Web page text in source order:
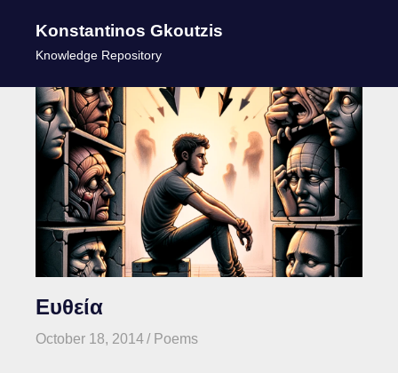
content
Konstantinos Gkoutzis
Knowledge Repository
Ευθεία
October 18, 2014 kgk
Poems